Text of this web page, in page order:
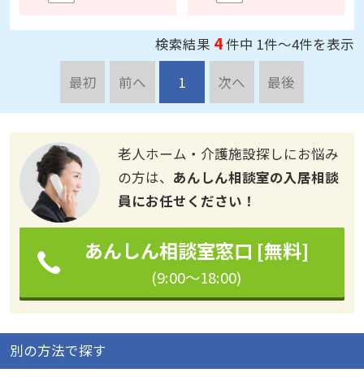
検索結果 4件中 1件～4件を表示
最初
前へ 1 次へ 最後
老人ホーム・介護施設探しにお悩み
の方は、 あんしん相談室の入居相談
員にお任せください！
あんしん相談室窓口 [無料]
(9:00～18:00)
別の方法で探す